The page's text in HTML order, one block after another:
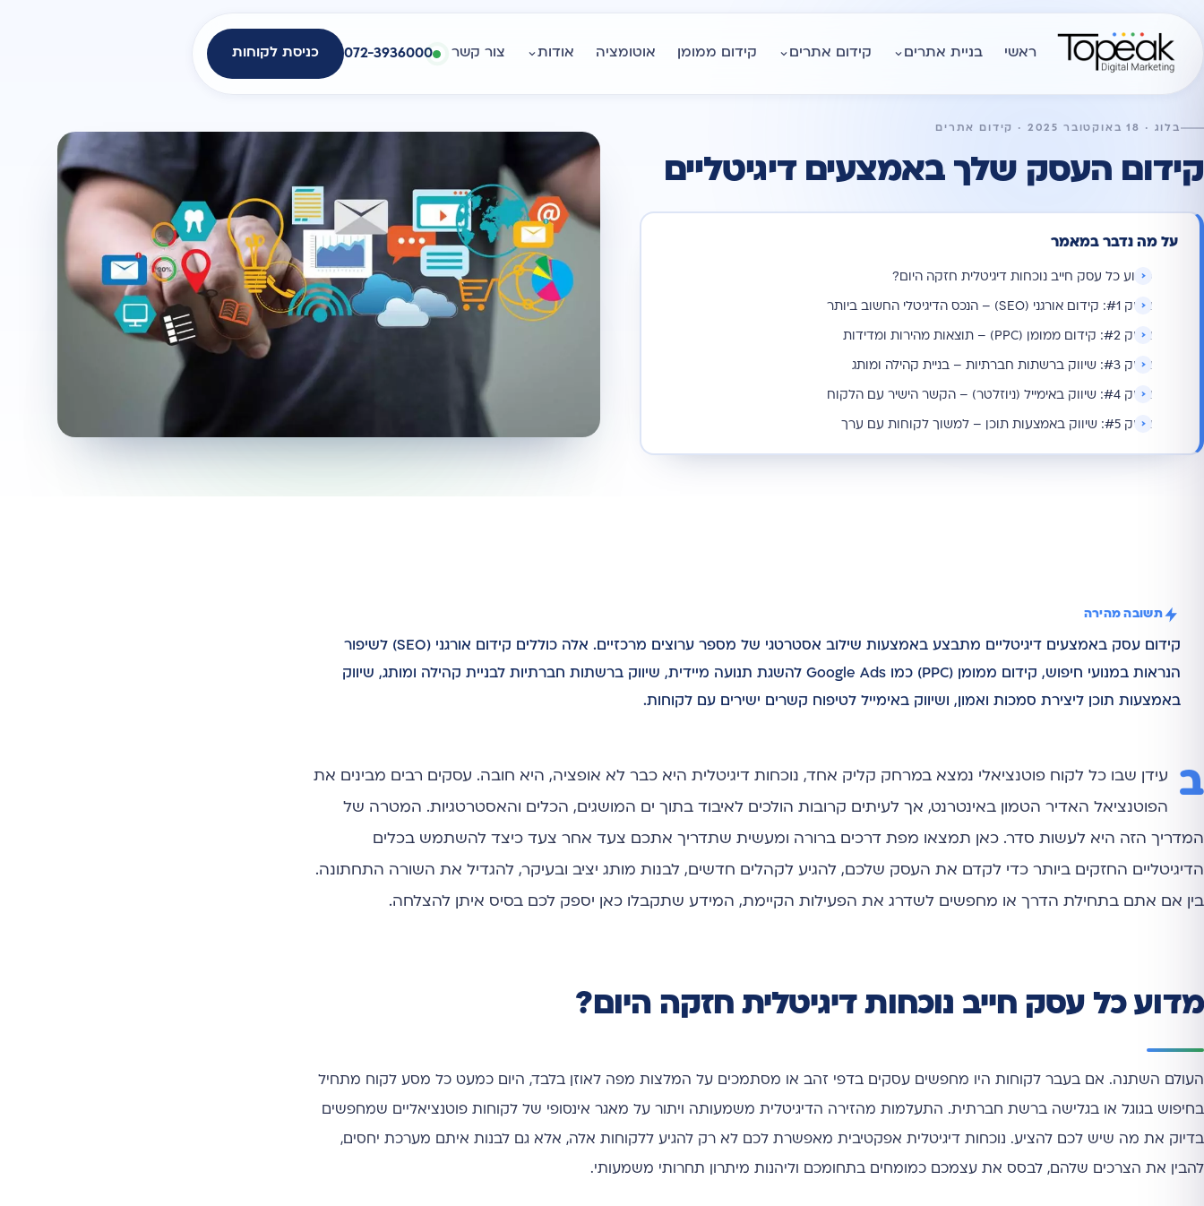
ראשי בניית אתרים קידום אתרים קידום ממומן אוטומציה אודות צור קשר 072-3936000 כניסת לקוחות
בלוג · 18 באוקטובר 2025 · קידום אתרים
קידום העסק שלך באמצעים דיגיטליים
על מה נדבר במאמר
מדוע כל עסק חייב נוכחות דיגיטלית חזקה היום?
אפיק #1: קידום אורגני (SEO) – הנכס הדיגיטלי החשוב ביותר
אפיק #2: קידום ממומן (PPC) – תוצאות מהירות ומדידות
אפיק #3: שיווק ברשתות חברתיות – בניית קהילה ומותג
אפיק #4: שיווק באימייל (ניוזלטר) – הקשר הישיר עם הלקוח
אפיק #5: שיווק באמצעות תוכן – למשוך לקוחות עם ערך
תשובה מהירה
קידום עסק באמצעים דיגיטליים מתבצע באמצעות שילוב אסטרטגי של מספר ערוצים מרכזיים. אלה כוללים קידום אורגני (SEO) לשיפור
הנראות במנועי חיפוש, קידום ממומן (PPC) כמו Google Ads להשגת תנועה מיידית, שיווק ברשתות חברתיות לבניית קהילה ומותג, שיווק
באמצעות תוכן ליצירת סמכות ואמון, ושיווק באימייל לטיפוח קשרים ישירים עם לקוחות.
ב עידן שבו כל לקוח פוטנציאלי נמצא במרחק קליק אחד, נוכחות דיגיטלית היא כבר לא אופציה, היא חובה. עסקים רבים מבינים את
הפוטנציאל האדיר הטמון באינטרנט, אך לעיתים קרובות הולכים לאיבוד בתוך ים המושגים, הכלים והאסטרטגיות. המטרה של
המדריך הזה היא לעשות סדר. כאן תמצאו מפת דרכים ברורה ומעשית שתדריך אתכם צעד אחר צעד כיצד להשתמש בכלים
הדיגיטליים החזקים ביותר כדי לקדם את העסק שלכם, להגיע לקהלים חדשים, לבנות מותג יציב ובעיקר, להגדיל את השורה התחתונה.
בין אם אתם בתחילת הדרך או מחפשים לשדרג את הפעילות הקיימת, המידע שתקבלו כאן יספק לכם בסיס איתן להצלחה.
מדוע כל עסק חייב נוכחות דיגיטלית חזקה היום?
העולם השתנה. אם בעבר לקוחות היו מחפשים עסקים בדפי זהב או מסתמכים על המלצות מפה לאוזן בלבד, היום כמעט כל מסע לקוח מתחיל
בחיפוש בגוגל או בגלישה ברשת חברתית. התעלמות מהזירה הדיגיטלית משמעותה ויתור על מאגר אינסופי של לקוחות פוטנציאליים שמחפשים
בדיוק את מה שיש לכם להציע. נוכחות דיגיטלית אפקטיבית מאפשרת לכם לא רק להגיע ללקוחות אלה, אלא גם לבנות איתם מערכת יחסים,
להבין את הצרכים שלהם, לבסס את עצמכם כמומחים בתחומכם וליהנות מיתרון תחרותי משמעותי.